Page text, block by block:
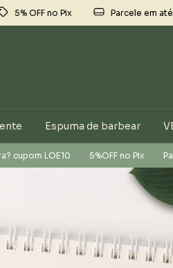
5% OFF no Pix Parcele em
Espuma de barbear
Parcele em até 3x sem juros